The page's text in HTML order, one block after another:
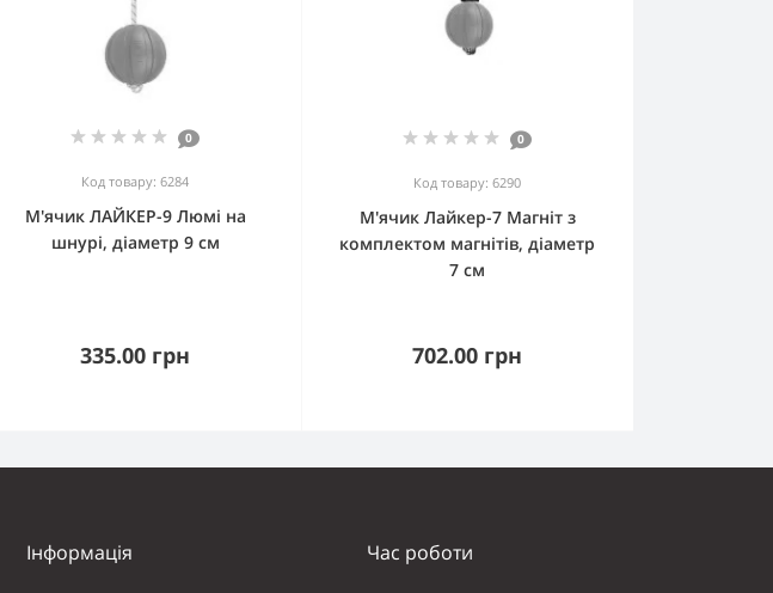
0
Код товару: 6284
М'ячик ЛАЙКЕР-9 Люмі на
шнурі, діаметр 9 см
335.00 грн
0
Код товару: 6290
М'ячик Лайкер-7 Магніт з
комплектом магнітів, діаметр
7 см
702.00 грн
Інформація Час роботи